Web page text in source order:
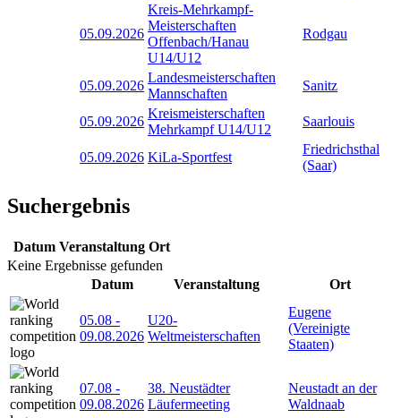
05.09.2026
Kreis-Mehrkampf-
Meisterschaften
Offenbach/Hanau
U14/U12
Rodgau
05.09.2026
Landesmeisterschaften
Mannschaften
Sanitz
05.09.2026
Kreismeisterschaften
Mehrkampf U14/U12
Saarlouis
05.09.2026 KiLa-Sportfest
Friedrichsthal
(Saar)
Suchergebnis
Datum Veranstaltung Ort
Keine Ergebnisse gefunden
Datum
Veranstaltung Ort
05.08 -
09.08.2026
U20-
Weltmeisterschaften
Eugene
(Vereinigte
Staaten)
07.08 -
09.08.2026
38. Neustädter
Läufermeeting
Neustadt an der
Waldnaab